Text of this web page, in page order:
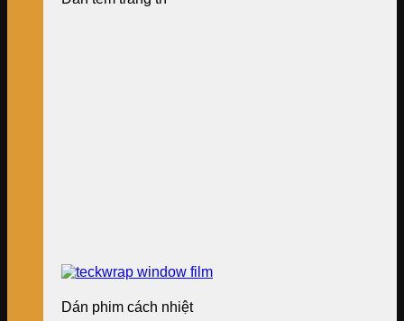
Dán phim cách nhiệt